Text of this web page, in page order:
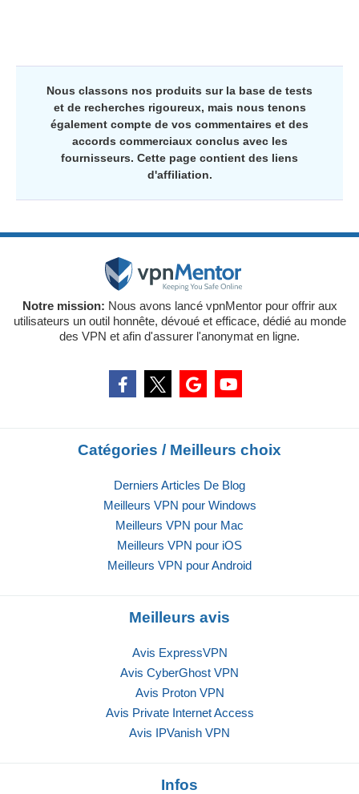
Nous classons nos produits sur la base de tests
et de recherches rigoureux, mais nous tenons
également compte de vos commentaires et des
accords commerciaux conclus avec les
fournisseurs. Cette page contient des liens
d'affiliation.
Notre mission: Nous avons lancé vpnMentor pour offrir aux
utilisateurs un outil honnête, dévoué et efficace, dédié au monde
des VPN et afin d'assurer l'anonymat en ligne.
Catégories / Meilleurs choix
Derniers Articles De Blog
Meilleurs VPN pour Windows
Meilleurs VPN pour Mac
Meilleurs VPN pour iOS
Meilleurs VPN pour Android
Meilleurs avis
Avis ExpressVPN
Avis CyberGhost VPN
Avis Proton VPN
Avis Private Internet Access
Avis IPVanish VPN
Infos